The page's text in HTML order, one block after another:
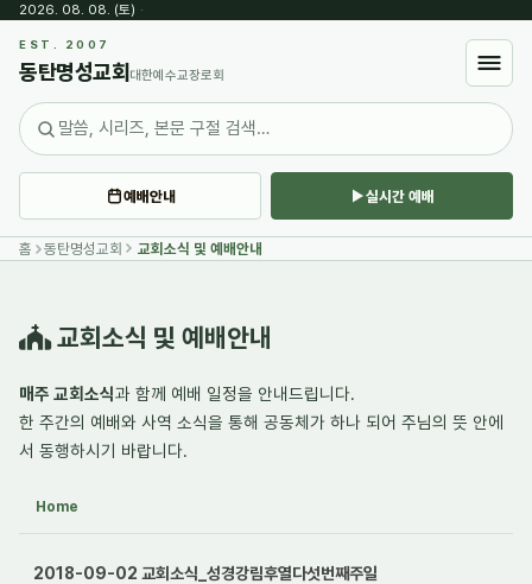
2026. 08. 08. (토) ·
EST. 2007
동탄명성교회 대한예수교장로회
예배안내 실시간 예배
홈 동탄명성교회 교회소식 및 예배안내
교회소식 및 예배안내
매주 교회소식과 함께 예배 일정을 안내드립니다.
한 주간의 예배와 사역 소식을 통해 공동체가 하나 되어 주님의 뜻 안에
서 동행하시기 바랍니다.
Home
2018-09-02 교회소식_성경강림후열다섯번째주일
Sketchbook5, 스케치북5
Sketchbook5, 스케치북5